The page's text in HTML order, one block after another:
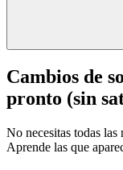
Cambios de
pronto (sin
No necesitas todas las
Aprende las que